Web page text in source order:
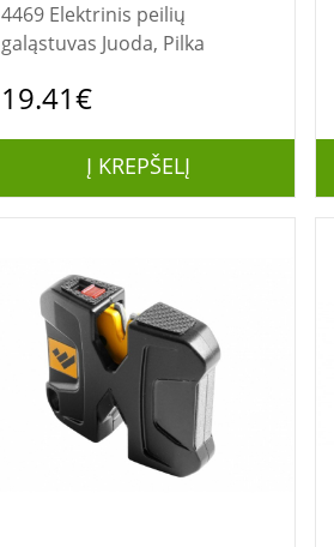
4469 Elektrinis peilių
galąstuvas Juoda, Pilka
19.41€
Į KREPŠELĮ